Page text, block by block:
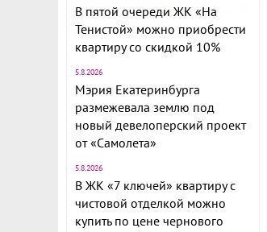
В пятой очереди ЖК «На
Тенистой» можно приобрести
квартиру со скидкой 10%
5.8.2026
Мэрия Екатеринбурга
размежевала землю под
новый девелоперский проект
от «Самолета»
5.8.2026
В ЖК «7 ключей» квартиру с
чистовой отделкой можно
купить по цене чернового